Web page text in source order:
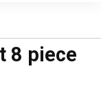
8 piece